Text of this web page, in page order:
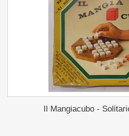
Il Mangiacubo -